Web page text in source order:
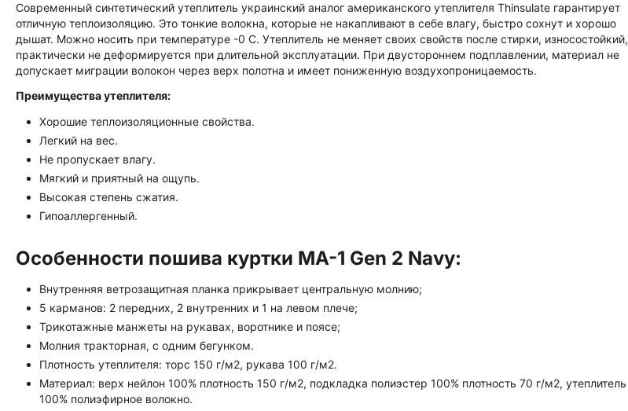
Современный синтетический утеплитель украинский аналог американского утеплителя Thinsulate гарантирует
отличную теплоизоляцию. Это тонкие волокна, которые не накапливают в себе влагу, быстро сохнут и хорошо
дышат. Можно носить при температуре -0 С. Утеплитель не меняет своих свойств после стирки, износостойкий,
практически не деформируется при длительной эксплуатации. При двустороннем подплавлении, материал не
допускает миграции волокон через верх полотна и имеет пониженную воздухопроницаемость.
Преимущества утеплителя:
Хорошие теплоизоляционные свойства.
Легкий на вес.
Не пропускает влагу.
Мягкий и приятный на ощупь.
Высокая степень сжатия.
Гипоаллергенный.
Особенности пошива куртки MA-1 Gen 2 Navy:
Внутренняя ветрозащитная планка прикрывает центральную молнию;
5 карманов: 2 передних, 2 внутренних и 1 на левом плече;
Трикотажные манжеты на рукавах, воротнике и поясе;
Молния тракторная, с одним бегунком.
Плотность утеплителя: торс 150 г/м2, рукава 100 г/м2.
Материал: верх нейлон 100% плотность 150 г/м2, подкладка полиэстер 100% плотность 70 г/м2, утеплитель
100% полиэфирное волокно.